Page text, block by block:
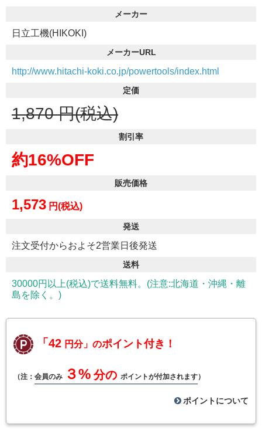
メーカー
日立工機(HIKOKI)
メーカーURL
http://www.hitachi-koki.co.jp/powertools/index.html
定価
1,870 円(税込)
割引率
約16%OFF
販売価格
1,573 円(税込)
発送
注文受付からおよそ2営業日後発送
送料
30000円以上(税込)で送料無料。(注意:北海道・沖縄・離
島を除く。)
「42 円分」のポイント付き！
（注： 会員のみ ３% 分の ポイントが付加されます）
ポイントについて